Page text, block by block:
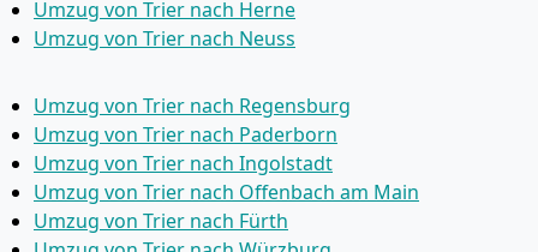
Umzug von Trier nach Herne
Umzug von Trier nach Neuss
Umzug von Trier nach Regensburg
Umzug von Trier nach Paderborn
Umzug von Trier nach Ingolstadt
Umzug von Trier nach Offenbach am Main
Umzug von Trier nach Fürth